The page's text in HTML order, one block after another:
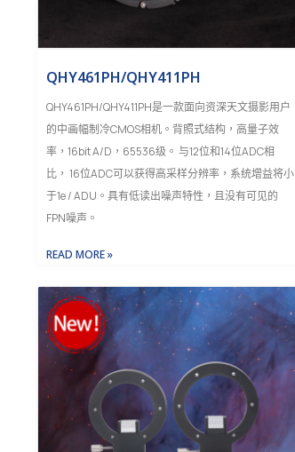
QHY461PH/QHY411PH
QHY461PH/QHY411PH是一款面向资深天文摄影用户
的中画幅制冷CMOS相机。背照式结构，高量子效
率，16bit A/D，65536级。 与12位和14位ADC相
比， 16位ADC可以获得高采样分辨率，系统增益将小
于1e / ADU。具有低读出噪声特性，且没有可见的
FPN噪声。
READ MORE »